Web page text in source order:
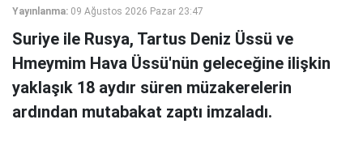
Yayınlanma: 09 Ağustos 2026 Pazar 23:47
Suriye ile Rusya, Tartus Deniz Üssü ve
Hmeymim Hava Üssü'nün geleceğine ilişkin
yaklaşık 18 aydır süren müzakerelerin
ardından mutabakat zaptı imzaladı.